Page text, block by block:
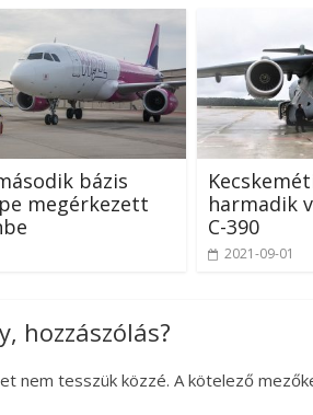
bázis
megérkezett
harmadik
C-390
2021-09-01
hozzászólás?
nem tesszük közzé. A kötelező